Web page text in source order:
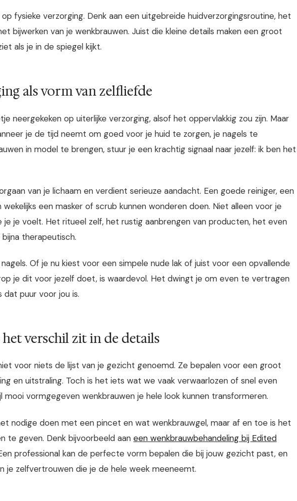
fysieke verzorging. Denk aan een uitgebreide huidverzorgingsroutine, het
bijwerken van je wenkbrauwen. Juist die kleine details maken een groot
als je in de spiegel kijkt.
als vorm van zelfliefde
neergekeken op uiterlijke verzorging, alsof het oppervlakkig zou zijn. Maar
je de tijd neemt om goed voor je huid te zorgen, je nagels te
in model te brengen, stuur je een krachtig signaal naar jezelf: ik ben het
van je lichaam en verdient serieuze aandacht. Een goede reiniger, een
een masker of scrub kunnen wonderen doen. Niet alleen voor je
je je voelt. Het ritueel zelf, het rustig aanbrengen van producten, het even
therapeutisch.
Of je nu kiest voor een simpele nude lak of juist voor een opvallende
je dit voor jezelf doet, is waardevol. Het dwingt je om even te vertragen
puur voor jou is.
verschil zit in de details
voor niets de lijst van je gezicht genoemd. Ze bepalen voor een groot
en uitstraling. Toch is het iets wat we vaak verwaarlozen of snel even
mooi vormgegeven wenkbrauwen je hele look kunnen transformeren.
nodige doen met een pincet en wat wenkbrauwgel, maar af en toe is het
te geven. Denk bijvoorbeeld aan een wenkbrauwbehandeling bij Edited
professional kan de perfecte vorm bepalen die bij jouw gezicht past, en
je zelfvertrouwen die je de hele week meeneemt.